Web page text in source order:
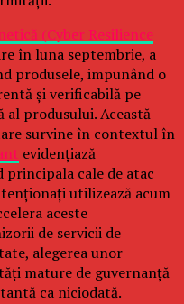
(Cyber Resilience
în luna septembrie, a
produsele, impunând o
și verificabilă pe
produsului. Această
survine în contextul în
evidențiază
cale de atac
utilizează acum
aceste
de servicii de
alegerea unor
mature de guvernanță
ca niciodată.